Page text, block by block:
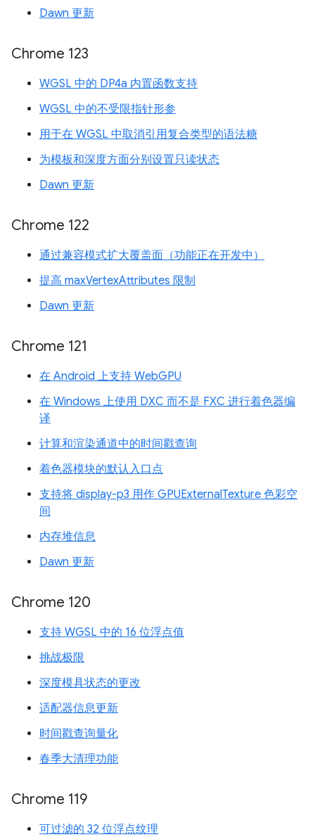
Dawn 更新
Chrome 123
WGSL 中的 DP4a 内置函数支持
WGSL 中的不受限指针形参
用于在 WGSL 中取消引用复合类型的语法糖
为模板和深度方面分别设置只读状态
Dawn 更新
Chrome 122
通过兼容模式扩大覆盖面（功能正在开发中）
提高 maxVertexAttributes 限制
Dawn 更新
Chrome 121
在 Android 上支持 WebGPU
在 Windows 上使用 DXC 而不是 FXC 进行着色器编
译
计算和渲染通道中的时间戳查询
着色器模块的默认入口点
支持将 display-p3 用作 GPUExternalTexture 色彩空
间
内存堆信息
Dawn 更新
Chrome 120
支持 WGSL 中的 16 位浮点值
挑战极限
深度模具状态的更改
适配器信息更新
时间戳查询量化
春季大清理功能
Chrome 119
可过滤的 32 位浮点纹理